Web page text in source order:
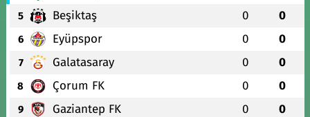
5 Beşiktaş 0 0
6 Eyüpspor 0 0
7 Galatasaray 0 0
8 Çorum FK 0 0
9 Gaziantep FK 0 0